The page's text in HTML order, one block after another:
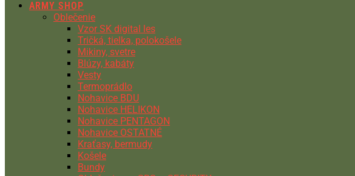
ARMY SHOP
Oblečenie
Vzor SK digital les
Tričká, tielka, polokošele
Mikiny, svetre
Blúzy, kabáty
Vesty
Termoprádlo
Nohavice BDU
Nohavice HELIKON
Nohavice PENTAGON
Nohavice OSTATNÉ
Kraťasy, bermudy
Košele
Bundy